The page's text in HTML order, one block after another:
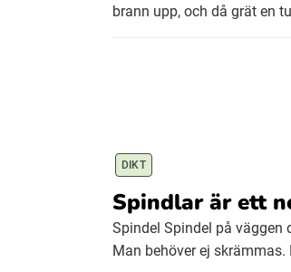
brann upp, och då grät en
DIKT
Spindlar är ett
Spindel Spindel på
Man behöver ej